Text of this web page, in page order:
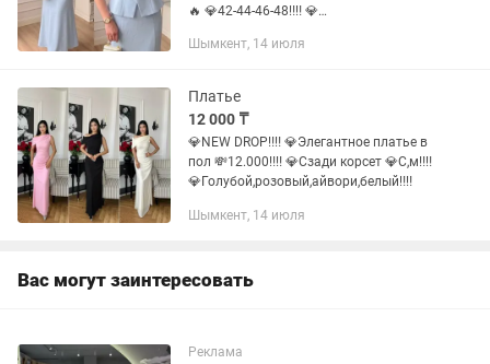
🔥 💎42-44-46-48‼️‼️ 💎
Шымкент, 14 июля
Платье
12 000 ₸
💎NEW DROP‼️‼️ 💎Элегантное платье в
пол 💸12.000‼️‼️ 💎Сзади корсет 💎С,м‼️‼️
💎Голубой,розовый,айвори,белый‼️‼️
Шымкент, 14 июля
Вас могут заинтересовать
Реклама